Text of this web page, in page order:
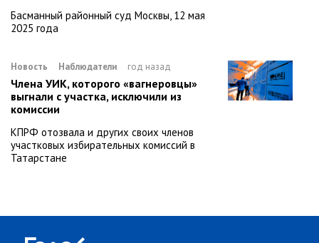
Басманный районный суд Москвы, 12 мая
2025 года
Новость Наблюдатели год назад
Члена УИК, которого «вагнеровцы»
выгнали с участка, исключили из
комиссии
КПРФ отозвала и других своих членов
участковых избирательных комиссий в
Татарстане